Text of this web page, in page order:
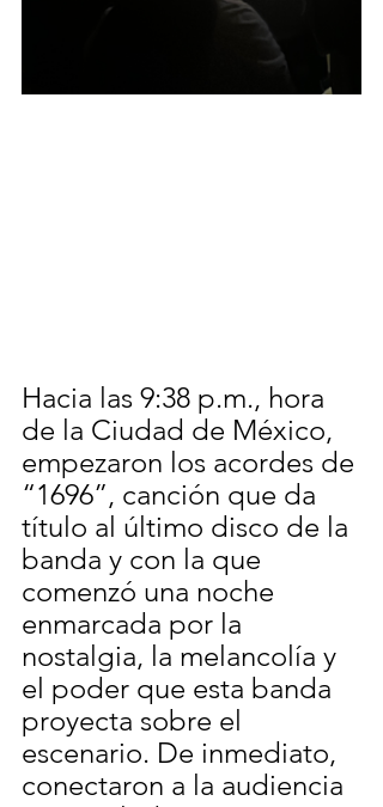
Hacia las 9:38 p.m., hora
de la Ciudad de México,
empezaron los acordes de
“1696”, canción que da
título al último disco de la
banda y con la que
comenzó una noche
enmarcada por la
nostalgia, la melancolía y
el poder que esta banda
proyecta sobre el
escenario. De inmediato,
conectaron a la audiencia